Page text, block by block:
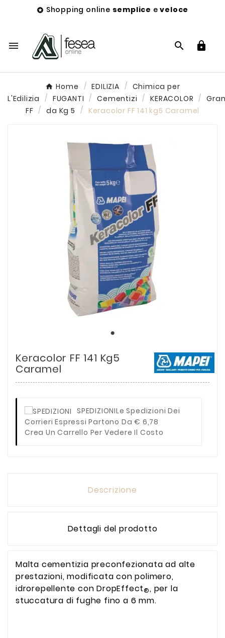
 Shopping online semplice eveloce
  
Home EDILIZIA
Chimica per
L'Edilizia
FUGANTI Cementizi KERACOLOR
FF
da Kg 5 Keracolor FF 141 kg5 Caramel
Keracolor FF 141 Kg5
Caramel
SPEDIZIONILe Spedizioni Dei
Corrieri Espressi Partono Da € 6,78
Crea Un Carrello Per Vedere Il Costo
Descrizione
Dettagli del prodotto
Malta cementizia preconfezionata ad alte
prestazioni, modificata con polimero,
idrorepellente con DropEffect®, per la
stuccatura di fughe fino a 6 mm.